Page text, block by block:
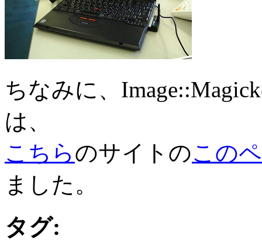
ちなみに、
は、
こちらのサイトのこの
ました。
タグ: